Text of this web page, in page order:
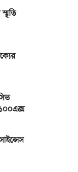
স্মৃতি